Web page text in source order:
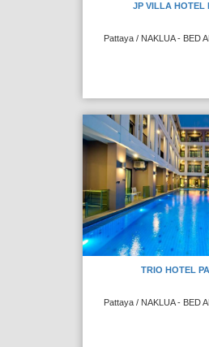
JP VILLA HOTEL
Pattaya / NAKLUA - BED
TRIO HOTEL
Pattaya / NAKLUA - BED